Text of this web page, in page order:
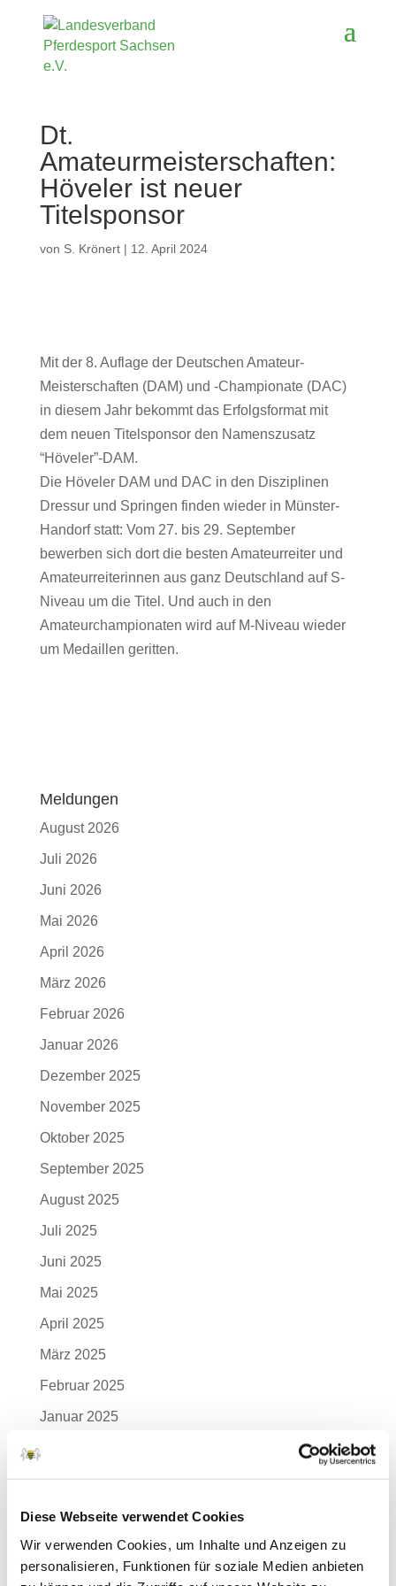
Diese Webseite verwendet Cookies
Wir verwenden Cookies, um Inhalte und Anzeigen zu
personalisieren, Funktionen für soziale Medien anbieten
Dt.
Amateurmeisterschaften:
Höveler ist neuer
Titelsponsor
von S. Krönert| 12. April 2024
Mit der 8. Auflage der Deutschen Amateur-
Meisterschaften (DAM) und -Championate (DAC)
in diesem Jahr bekommt das Erfolgsformat mit
dem neuen Titelsponsor den Namenszusatz
“Höveler”-DAM.
Die Höveler DAM und DAC in den Disziplinen
Dressur und Springen finden wieder in Münster-
Handorf statt: Vom 27. bis 29. September
bewerben sich dort die besten Amateurreiter und
Amateurreiterinnen aus ganz Deutschland auf S-
Niveau um die Titel. Und auch in den
Amateurchampionaten wird auf M-Niveau wieder
um Medaillen geritten.
Meldungen
August 2026
Juli 2026
Juni 2026
Mai 2026
April 2026
März 2026
Februar 2026
Januar 2026
Dezember 2025
November 2025
Oktober 2025
September 2025
August 2025
Juli 2025
Juni 2025
Mai 2025
April 2025
März 2025
Februar 2025
Januar 2025
Dezember 2024
November 2024
Oktober 2024
September 2024
August 2024